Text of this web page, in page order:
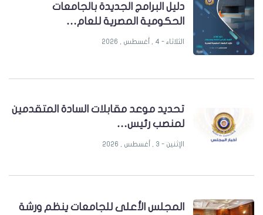
دليل البرامج الجديدة بالجامعات
الحكومية المصرية للعام…
الثلاثاء - 4 , أغسطس , 2026
تحديد موعد مقابلات السادة المتقدمين
لمنصب رئيس…
الإثنين - 3 , أغسطس , 2026
المجلس الأعلى للجامعات ينظم ورشة